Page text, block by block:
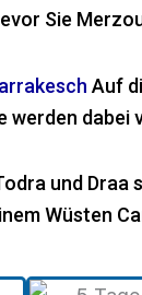
Sie
Auf
werden dabei
und Draa
Wüsten